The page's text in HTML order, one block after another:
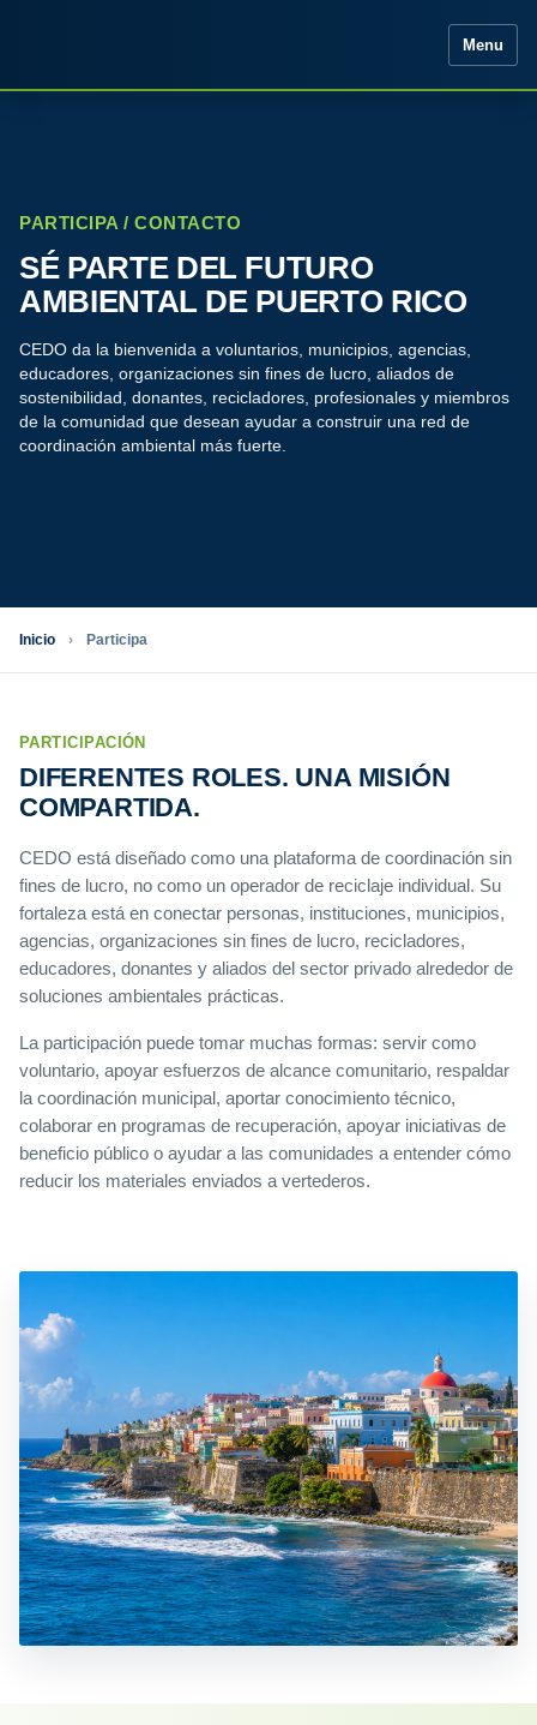
Menu
PARTICIPA / CONTACTO
SÉ PARTE DEL FUTURO
AMBIENTAL DE PUERTO RICO
CEDO da la bienvenida a voluntarios, municipios, agencias,
educadores, organizaciones sin fines de lucro, aliados de
sostenibilidad, donantes, recicladores, profesionales y miembros
de la comunidad que desean ayudar a construir una red de
coordinación ambiental más fuerte.
Inicio › Participa
PARTICIPACIÓN
DIFERENTES ROLES. UNA MISIÓN
COMPARTIDA.
CEDO está diseñado como una plataforma de coordinación sin
fines de lucro, no como un operador de reciclaje individual. Su
fortaleza está en conectar personas, instituciones, municipios,
agencias, organizaciones sin fines de lucro, recicladores,
educadores, donantes y aliados del sector privado alrededor de
soluciones ambientales prácticas.
La participación puede tomar muchas formas: servir como
voluntario, apoyar esfuerzos de alcance comunitario, respaldar
la coordinación municipal, aportar conocimiento técnico,
colaborar en programas de recuperación, apoyar iniciativas de
beneficio público o ayudar a las comunidades a entender cómo
reducir los materiales enviados a vertederos.